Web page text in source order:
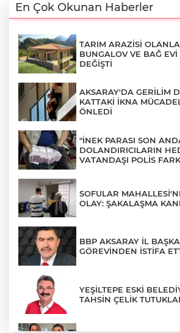
En Çok Okunan Haberler
TARIM ARAZİSİ
BUNGALOV VE BAĞ EVİ
DEĞİŞTİ
AKSARAY'DA GERİLİM
KATTAKİ İKNA
ÖNLEDİ
"İNEK PARASI SON
DOLANDIRICILARIN
VATANDAŞI POLİS
SOFULAR
OLAY: ŞAKALAŞMA
BBP AKSARAY İL
GÖREVİNDEN İSTİFA
YEŞİLTEPE ESKİ
TAHSİN ÇELİK